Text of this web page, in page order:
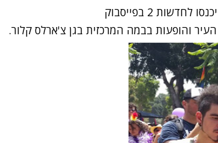
2 בפייסבוק
והופעות בבמה המרכזית בגן צ'ארלס קלור.